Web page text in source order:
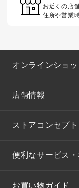
お近くの店
住所や営業
オンラインショ
店舗情報
ストアコンセプト
便利なサービス
お買い物ガイド